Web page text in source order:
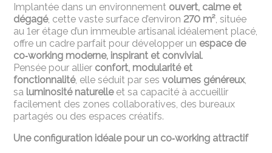
Implantée dans un environnement ouvert, calme et
dégagé, cette vaste surface d’environ 270 m² , située
au 1er étage d’un immeuble artisanal idéalement placé,
offre un cadre parfait pour développer un espace de
co‑working moderne, inspirant et convivial.
Pensée pour allier confort, modularité et
fonctionnalité, elle séduit par sesvolumes généreux,
sa luminosité naturelleet sa capacité à accueillir
facilement des zones collaboratives, des bureaux
partagés ou des espaces créatifs.
Une configuration idéale pour un co‑working attractif